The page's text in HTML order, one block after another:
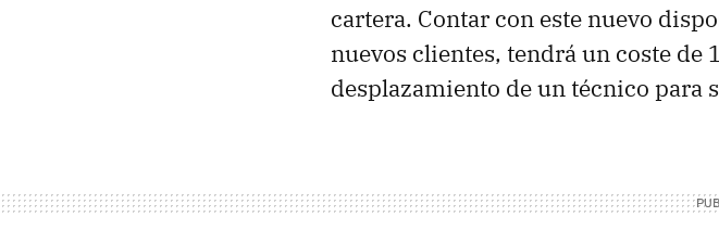
cartera. Contar con este nuevo
nuevos clientes, tendrá un coste de
desplazamiento de un técnico para